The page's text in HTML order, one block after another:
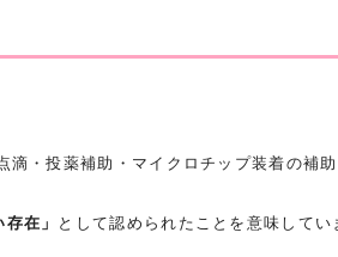
・投薬補助・マイクロチップ装着の補
在」 として認められたことを意味してい